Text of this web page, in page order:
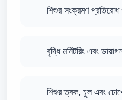
শিশুর সংক্রমণ প্রতিরোধ
বৃদ্ধি মনিটরিং এবং
শিশুর ত্বক, চুল এবং